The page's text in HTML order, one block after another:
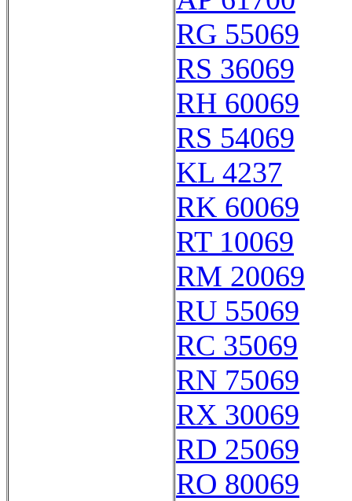
RG 55069
RS 36069
RH 60069
RS 54069
KL 4237
RK 60069
RT 10069
RM 20069
RU 55069
RC 35069
RN 75069
RX 30069
RD 25069
RO 80069